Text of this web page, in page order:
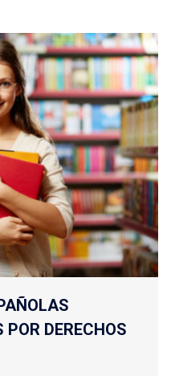
POR DERECHOS